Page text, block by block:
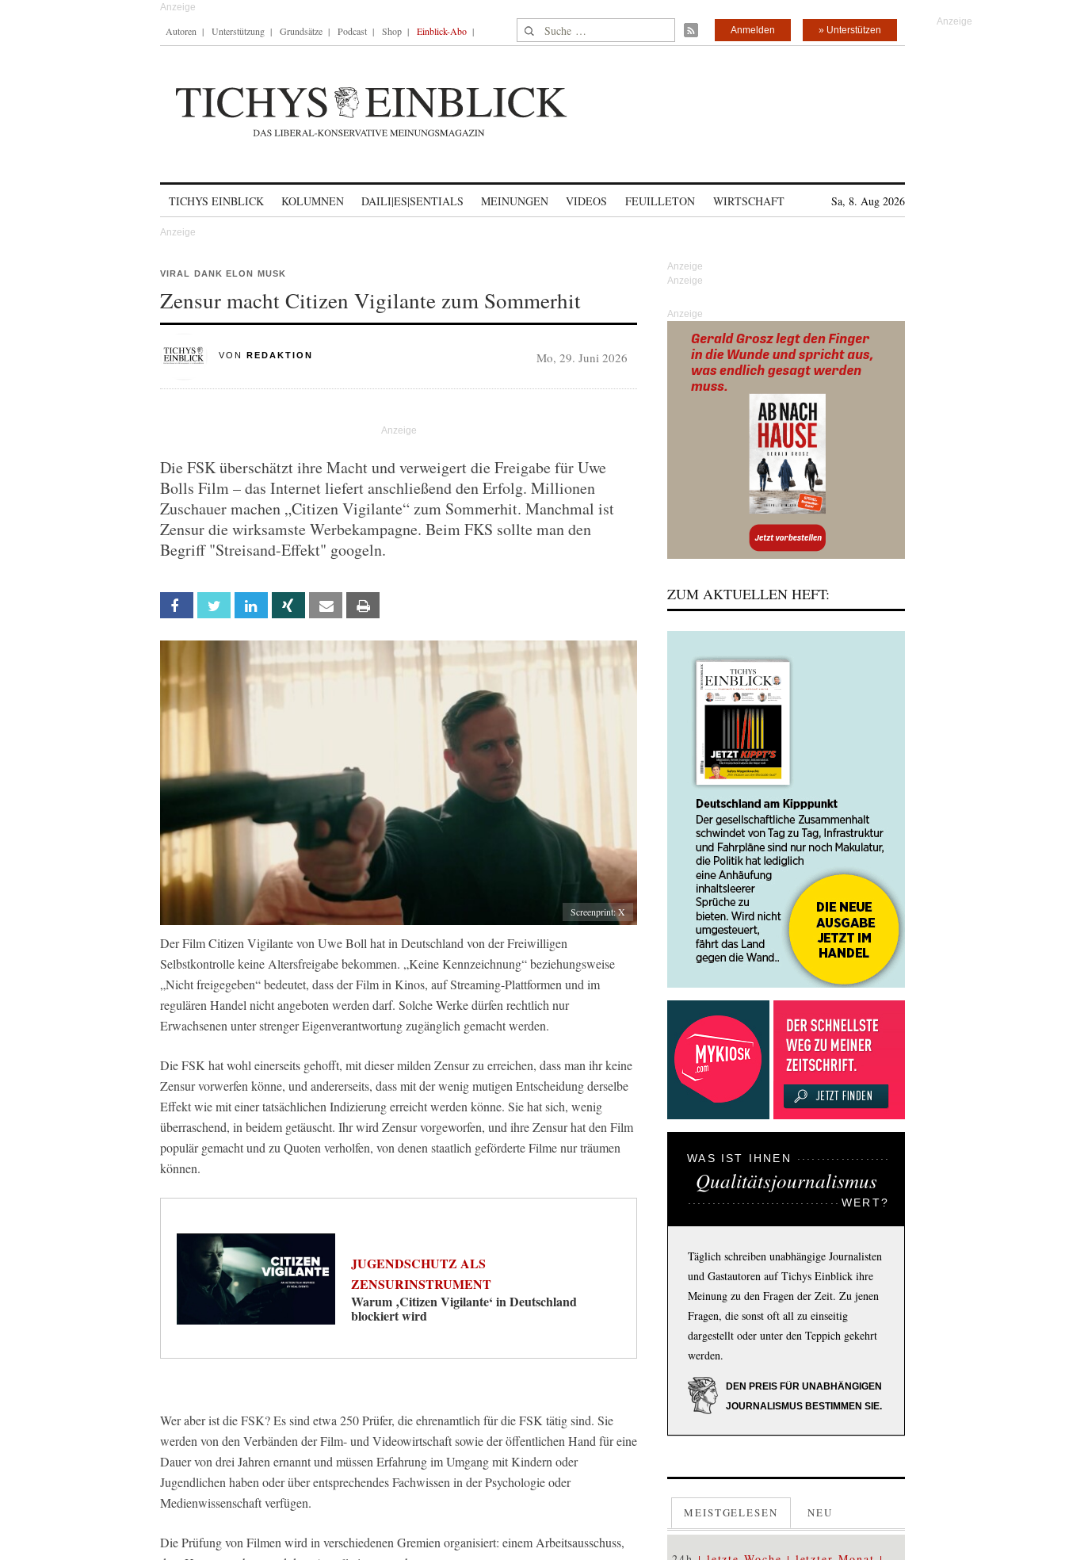
Autoren Unterstützung Grundsätze Podcast Shop Einblick-Abo Suche nach: » Unterstützen
Anmelden
TICHYS EINBLICK KOLUMNEN DAILI|ES|SENTIALS MEINUNGEN VIDEOS FEUILLETON WIRTSCHAFT Sa, 8. Aug 2026
VIRAL DANK ELON MUSK
Zensur macht Citizen Vigilante zum Sommerhit
VON REDAKTION Mo, 29. Juni 2026
Die FSK überschätzt ihre Macht und verweigert die Freigabe für Uwe
Bolls Film – das Internet liefert anschließend den Erfolg. Millionen
Zuschauer machen „Citizen Vigilante“ zum Sommerhit. Manchmal ist
Zensur die wirksamste Werbekampagne. Beim FKS sollte man den
Begriff "Streisand-Effekt" googeln.
Facebook Twitter Linkedin Xing Email
Screenprint: X
Der Film Citizen Vigilante von Uwe Boll hat in Deutschland von der Freiwilligen
Selbstkontrolle keine Altersfreigabe bekommen. „Keine Kennzeichnung“ beziehungsweise
„Nicht freigegeben“ bedeutet, dass der Film in Kinos, auf Streaming-Plattformen und im
regulären Handel nicht angeboten werden darf. Solche Werke dürfen rechtlich nur
Erwachsenen unter strenger Eigenverantwortung zugänglich gemacht werden.
Die FSK hat wohl einerseits gehofft, mit dieser milden Zensur zu erreichen, dass man ihr keine
Zensur vorwerfen könne, und andererseits, dass mit der wenig mutigen Entscheidung derselbe
Effekt wie mit einer tatsächlichen Indizierung erreicht werden könne. Sie hat sich, wenig
überraschend, in beidem getäuscht. Ihr wird Zensur vorgeworfen, und ihre Zensur hat den Film
populär gemacht und zu Quoten verholfen, von denen staatlich geförderte Filme nur träumen
können.
JUGENDSCHUTZ ALS
ZENSURINSTRUMENT
Warum ‚Citizen Vigilante‘ in Deutschland
blockiert wird
Wer aber ist die FSK? Es sind etwa 250 Prüfer, die ehrenamtlich für die FSK tätig sind. Sie
werden von den Verbänden der Film- und Videowirtschaft sowie der öffentlichen Hand für eine
Dauer von drei Jahren ernannt und müssen Erfahrung im Umgang mit Kindern oder
Jugendlichen haben oder über entsprechendes Fachwissen in der Psychologie oder
Medienwissenschaft verfügen.
Die Prüfung von Filmen wird in verschiedenen Gremien organisiert: einem Arbeitsausschuss,
Anzeige
ZUM AKTUELLEN HEFT:
WAS IST IHNEN
Qualitätsjournalismus
WERT?
Täglich schreiben unabhängige Journalisten
und Gastautoren auf Tichys Einblick ihre
Meinung zu den Fragen der Zeit. Zu jenen
Fragen, die sonst oft all zu einseitig
dargestellt oder unter den Teppich gekehrt
werden.
DEN PREIS FÜR UNABHÄNGIGEN
JOURNALISMUS BESTIMMEN SIE.
MEISTGELESEN NEU